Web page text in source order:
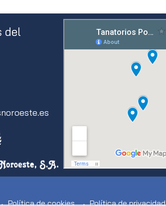
del
Política de cookies Política de privacidad